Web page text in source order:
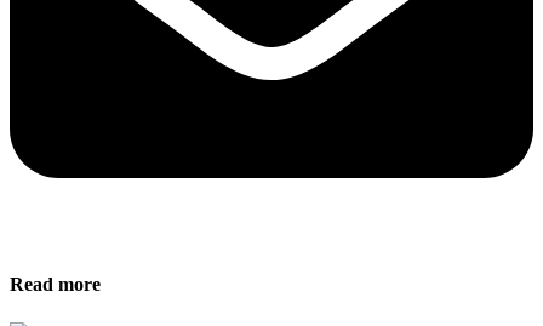
Read more